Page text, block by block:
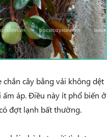
cây bằng vải không dệt
ấm áp. Điều này ít phổ biến ở
đợt lạnh bất thường.